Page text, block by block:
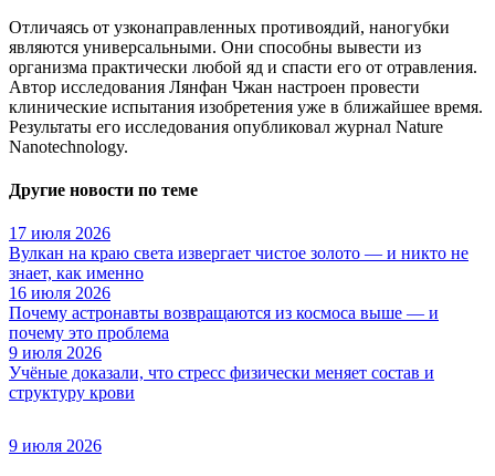
Отличаясь от узконаправленных противоядий, наногубки
являются универсальными. Они способны вывести из
организма практически любой яд и спасти его от отравления.
Автор исследования Лянфан Чжан настроен провести
клинические испытания изобретения уже в ближайшее время.
Результаты его исследования опубликовал журнал Nature
Nanotechnology.
Другие новости по теме
17 июля 2026
Вулкан на краю света извергает чистое золото — и никто не
знает, как именно
16 июля 2026
Почему астронавты возвращаются из космоса выше — и
почему это проблема
9 июля 2026
Учёные доказали, что стресс физически меняет состав и
структуру крови
9 июля 2026